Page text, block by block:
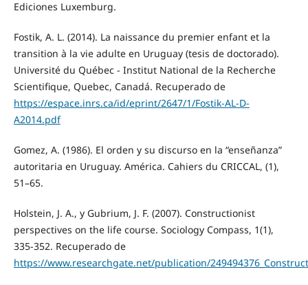
Ediciones Luxemburg.
Fostik, A. L. (2014). La naissance du premier enfant et la
transition à la vie adulte en Uruguay (tesis de doctorado).
Université du Québec - Institut National de la Recherche
Scientifique, Quebec, Canadá. Recuperado de
https://espace.inrs.ca/id/eprint/2647/1/Fostik-AL-D-
A2014.pdf
Gomez, A. (1986). El orden y su discurso en la “enseñanza”
autoritaria en Uruguay. América. Cahiers du CRICCAL, (1),
51–65.
Holstein, J. A., y Gubrium, J. F. (2007). Constructionist
perspectives on the life course. Sociology Compass, 1(1),
335-352. Recuperado de
https://www.researchgate.net/publication/